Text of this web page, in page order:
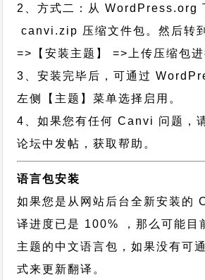
2、方式二：从 WordPress.org
canvi.zip 压缩文件包。然后转
=>【安装主题】 =>上传压缩包进
3、安装完毕后，可通过
左侧【主题】菜单选择启用。
4、如果您有任何 Canvi 问题，
论坛中发帖，获取帮助。
语言包安装
如果您是从网站后台全新安装的
译进度已是 100% ，那么可能目
主题的中文语言包，如果没有可
式来更新翻译。